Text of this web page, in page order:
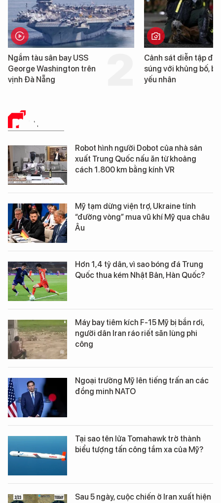
Cảnh sát diễn tập đấu
súng với khủng bố, bảo vệ
yếu nhân
Trung Quốc phát hiện
cao su tự nhiên” từ
loài cỏ dại mọc trên
PHÂN TÍCH
Robot hình người Dobot của nhà sản
xuất Trung Quốc nấu ăn từ khoảng
cách 1.800 km bằng kính VR
Mỹ tạm dừng viện trợ, Ukraine tính
“đường vòng” mua vũ khí Mỹ qua châu
Âu
Hơn 1,4 tỷ dân, vì sao bóng đá Trung
Quốc thua kém Nhật Bản, Hàn Quốc?
Máy bay tiêm kích F-15 Mỹ bị bắn rơi,
người dân Iran ráo riết săn lùng phi
công
Ngoại trưởng Mỹ lên tiếng trấn an các
đồng minh NATO
Tại sao tên lửa Tomahawk trở thành
biểu tượng tấn công tầm xa của Mỹ?
Sau 5 ngày, cuộc chiến ở Iran xuất hiện